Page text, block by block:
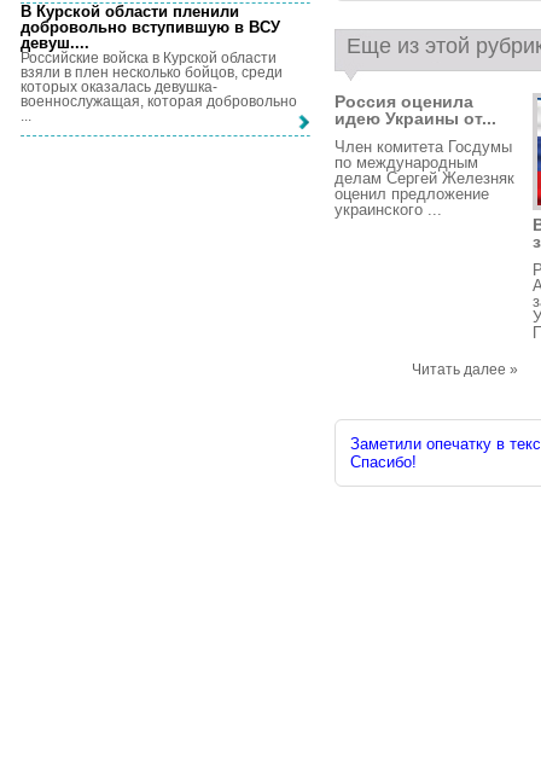
Еще из этой
Россия оценила
идею Украины от...
Член комитета Госдумы
по международным
делам Сергей Железняк
оценил предложение
украинского ...
Читать далее »
Заметили опечатку в
Спасибо!
В Курской области пленили
добровольно вступившую в ВСУ
девуш....
Российские войска в Курской области
взяли в плен несколько бойцов, среди
которых оказалась девушка-
военнослужащая, которая добровольно
...